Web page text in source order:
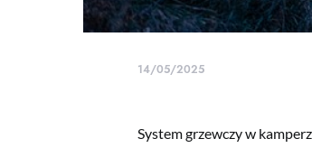
14/05/2025
System grzewczy w